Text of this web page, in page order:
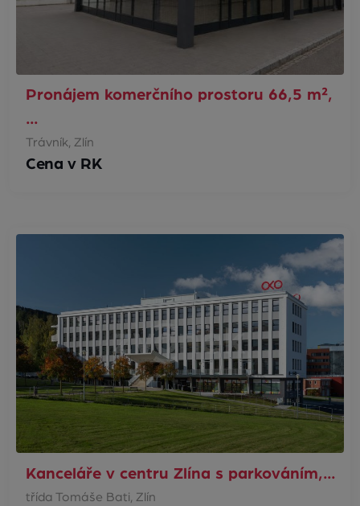
Pronájem komerčního prostoru 66,5 m²,
…
Trávník, Zlín
Cena v RK
Kanceláře v centru Zlína s parkováním,…
třída Tomáše Bati, Zlín